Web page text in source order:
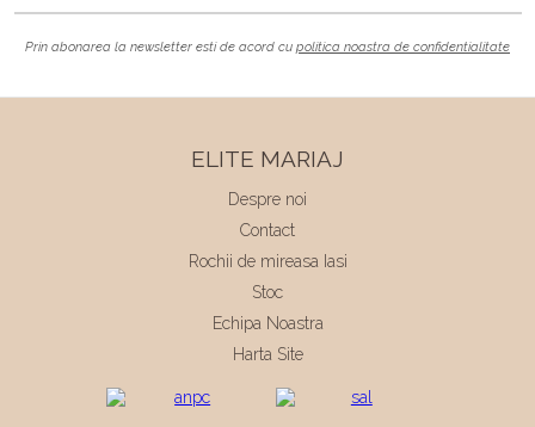
Prin abonarea la newsletter esti de acord cu politica noastra de confidentialitate
ELITE MARIAJ
Despre noi
Contact
Rochii de mireasa Iasi
Stoc
Echipa Noastra
Harta Site